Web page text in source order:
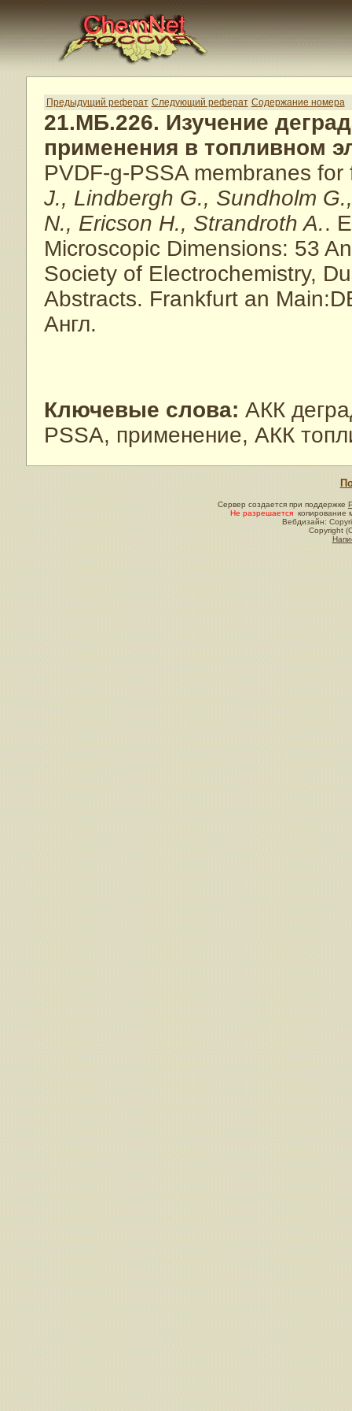
Предыдущий реферат Следующий реферат Содержание номера
21.МБ.226. Изучение
применения в топливном
PVDF-g-PSSA membranes
J., Lindbergh G., Sundholm
N., Ericson H., Strandroth A..
Microscopic Dimensions: 53
Society of Electrochemistry,
Abstracts. Frankfurt an
Англ.
Ключевые слова: АКК
PSSA, применение, АКК
Сервер создается при поддержке
Не разрешается копирование
Вебдизайн:
Copyright